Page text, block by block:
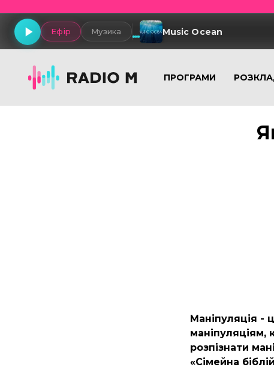
Ефір Музика Music Ocean
ПРОГРАМИ
Маніпуляція -
маніпуляціям,
розпізнати
«Сімейна